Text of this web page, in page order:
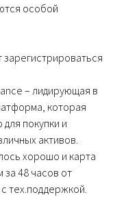
особой
зарегистрироваться
– лидирующая в
которая
покупки и
активов.
хорошо и карта
48 часов от
тех.поддержкой.